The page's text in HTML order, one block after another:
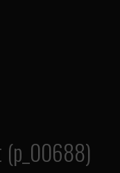
(p_00688)